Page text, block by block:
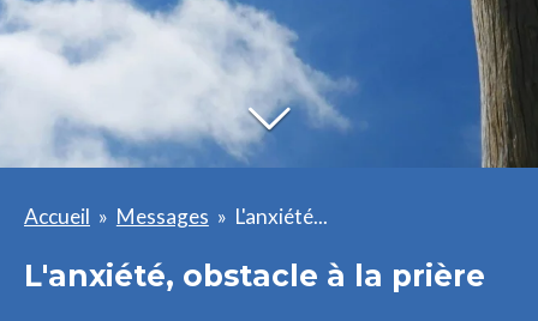
Accueil » Messages » L'anxiété...
L'anxiété, obstacle à la prière